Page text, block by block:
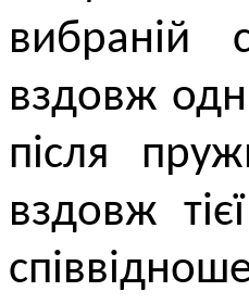
вибраній
вздовж
після
вздовж